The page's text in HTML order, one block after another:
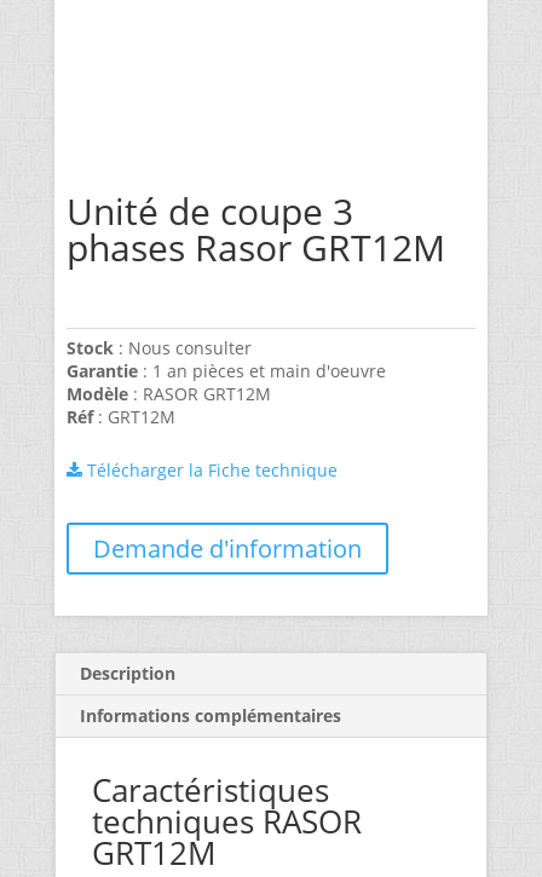
Unité de coupe 3
phases Rasor GRT12M
Stock: Nous consulter
Garantie: 1 an pièces et main d'oeuvre
Modèle: RASOR GRT12M
Réf: GRT12M
Télécharger la Fiche technique
Demande d'information
Description
Informations complémentaires
Caractéristiques
techniques RASOR
GRT12M